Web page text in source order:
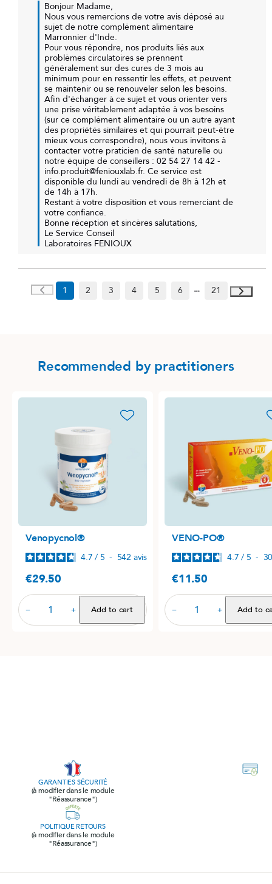
Bonjour Madame,
Nous vous remercions de votre avis déposé au
sujet de notre complément alimentaire
Marronnier d'Inde.
Pour vous répondre, nos produits liés aux
problèmes circulatoires se prennent
généralement sur des cures de 3 mois au
minimum pour en ressentir les effets, et peuvent
se maintenir ou se renouveler selon les besoins.
Afin d'échanger à ce sujet et vous orienter vers
une prise véritablement adaptée à vos besoins
(sur ce complément alimentaire ou un autre ayant
des propriétés similaires et qui pourrait peut-être
mieux vous correspondre), nous vous invitons à
contacter votre praticien de santé naturelle ou
notre équipe de conseillers : 02 54 27 14 42 -
info.produit@feniouxlab.fr. Ce service est
disponible du lundi au vendredi de 8h à 12h et
de 14h à 17h.
Restant à votre disposition et vous remerciant de
votre confiance.
Bonne réception et sincères salutations,
Le Service Conseil
Laboratoires FENIOUX
1 2 3 4 5 6 21
Recommended by practitioners
favorite_border
Venopycnol®
4.7 / 5 - 542 avis
Price
€29.50
− + Add to cart
VENO-PO®
4.7 / 5 -
Price
€11.50
− + Add to
GARANTIES SÉCURITÉ
(à modifier dans le module
"Réassurance")
POLITIQUE RETOURS
(à modifier dans le module
"Réassurance")